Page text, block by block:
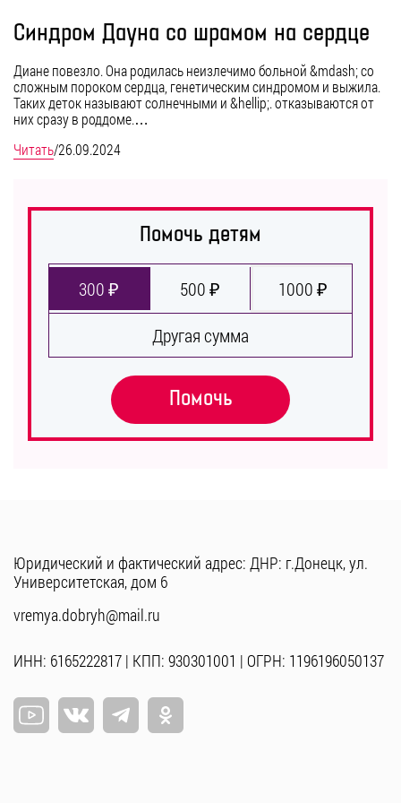
Синдром Дауна со шрамом на сердце
Диане повезло. Она родилась неизлечимо больной &mdash; со
сложным пороком сердца, генетическим синдромом и выжила.
Таких деток называют солнечными и &hellip;. отказываются от
них сразу в роддоме.…
Читать/26.09.2024
Помочь детям
300 ₽ 500 ₽
1000 ₽
Другая сумма
Помочь
Юридический и фактический адрес: ДНР: г.Донецк, ул.
Университетская, дом 6
vremya.dobryh@mail.ru
ИНН: 6165222817 | КПП: 930301001 | ОГРН: 1196196050137